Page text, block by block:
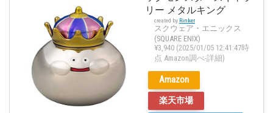
リー メタルキング
created by Rinker
スクウェア・エニックス
(SQUARE ENIX)
¥3,940 (2025/01/05 12:41:47時
点 Amazon調べ-詳細)
Amazon
楽天市場